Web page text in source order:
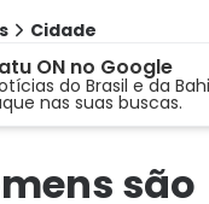
Cidade
ON no Google
do Brasil e da
nas suas buscas.
são